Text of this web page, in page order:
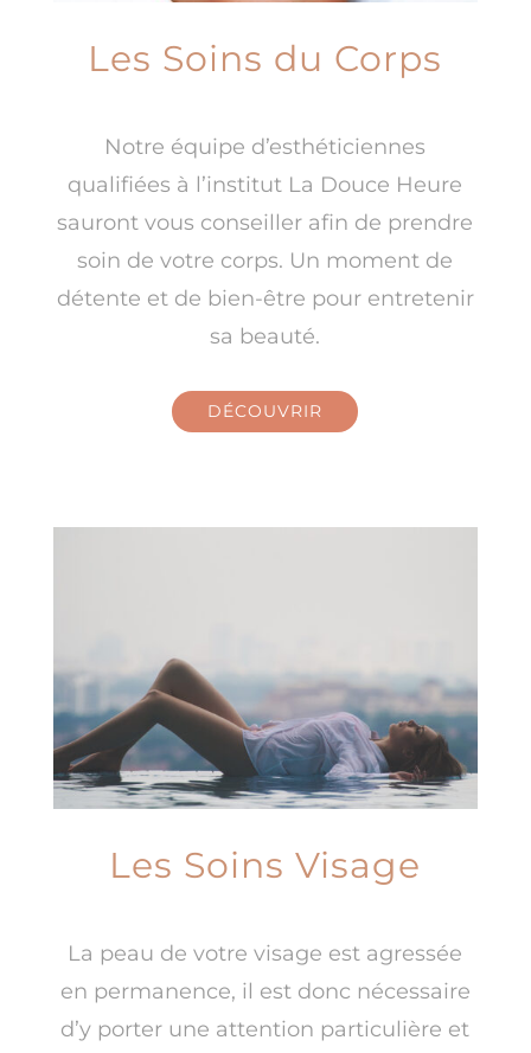
Les Soins du Corps
Notre équipe d’esthéticiennes
qualifiées à l’institut La Douce Heure
sauront vous conseiller afin de prendre
soin de votre corps. Un moment de
détente et de bien-être pour entretenir
sa beauté.
DÉCOUVRIR
Les Soins Visage
La peau de votre visage est agressée
en permanence, il est donc nécessaire
d’y porter une attention particulière et